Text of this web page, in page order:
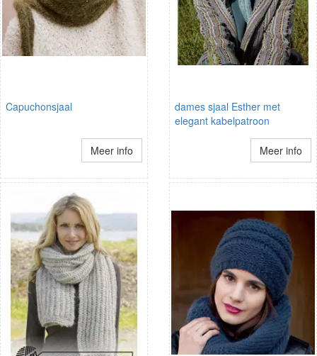
Capuchonsjaal
Meer info
dames sjaal Esther met
elegant kabelpatroon
Meer info